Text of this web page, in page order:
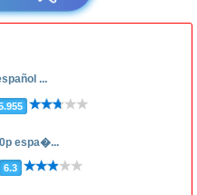
...
espa�...
6.3